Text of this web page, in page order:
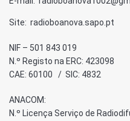
Site: radioboanova.sapo.pt
NIF – 501 843 019
N.º Registo na ERC: 423098
CAE: 60100 / SIC: 4832
ANACOM:
N.º Licença Serviço de